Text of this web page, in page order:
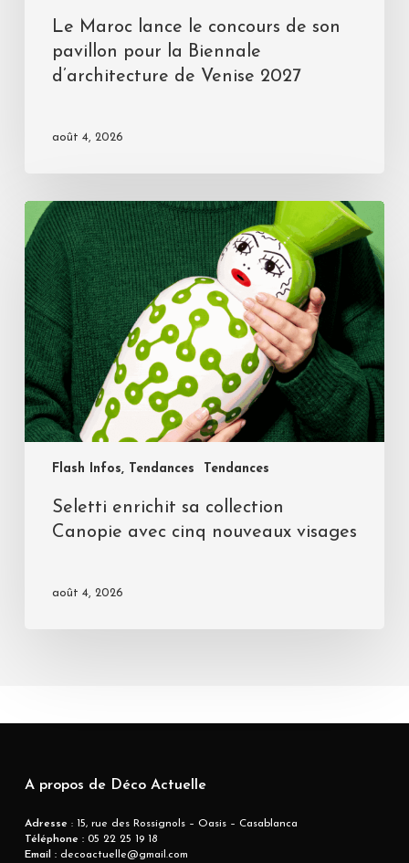
Le Maroc lance le concours de son
pavillon pour la Biennale
d’architecture de Venise 2027
août 4, 2026
Flash Infos, Tendances Tendances
Seletti enrichit sa collection
Canopie avec cinq nouveaux visages
août 4, 2026
A propos de Déco Actuelle
Adresse : 15, rue des Rossignols – Oasis – Casablanca
Téléphone :05 22 25 19 18
Email :decoactuelle@gmail.com